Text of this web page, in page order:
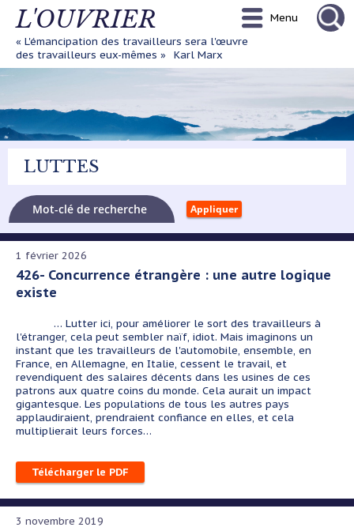
Aller
principal
L'OUVRIER
« L'émancipation des travailleurs sera l'œuvre
des travailleurs eux-mêmes »
Karl Marx
Menu
LUTTES
1 février 2026
426- Concurrence étrangère : une autre logique
existe
… Lutter ici, pour améliorer le sort des travailleurs à
l'étranger, cela peut sembler naïf, idiot. Mais imaginons un
instant que les travailleurs de l'automobile, ensemble, en
France, en Allemagne, en Italie, cessent le travail, et
revendiquent des salaires décents dans les usines de ces
patrons aux quatre coins du monde. Cela aurait un impact
gigantesque. Les populations de tous les autres pays
applaudiraient, prendraient confiance en elles, et cela
multiplierait leurs forces…
Télécharger le PDF
3 novembre 2019